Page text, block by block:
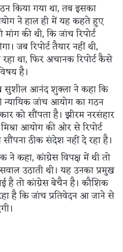
किया गया था, तब इसका
ने हाल ही में यह कहते हुए
की थी, कि जांच रिपोर्ट
जब रिपोर्ट तैयार नहीं थी,
था, फिर अचानक रिपोर्ट कैसे
है।
सुशील आनंद शुक्ला ने कहा कि
न्यायिक जांच आयोग का गठन
को सौंपता है। झीरम नरसंहार
आयोग की ओर से रिपोर्ट
ठीक संदेश नहीं दे रहा है।
ने कहा, कांग्रेस विपक्ष में थी तो
उठाती थी। यह उनका प्रमुख
है तो कांग्रेस बेचैन है। कौशिक
है कि जांच प्रतिवेदन आ जाने से